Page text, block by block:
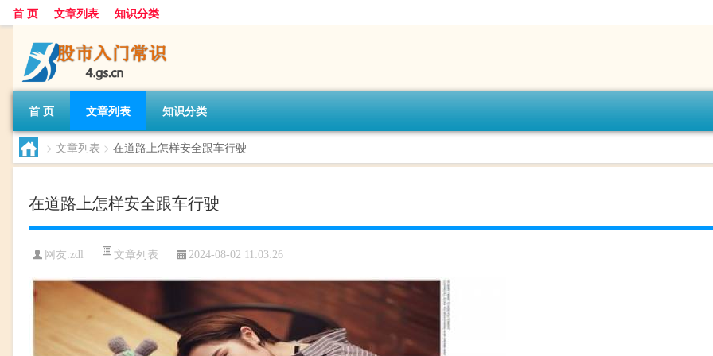
首 页 文章列表 知识分类
首 页 文章列表 知识分类
> 文章列表 > 在道路上怎样安全跟车行驶
在道路上怎样安全跟车行驶
网友:zdl 文章列表 2024-08-02 11:03:26